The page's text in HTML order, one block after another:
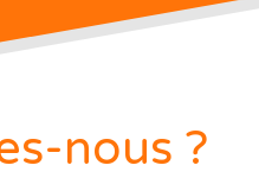
nous ?